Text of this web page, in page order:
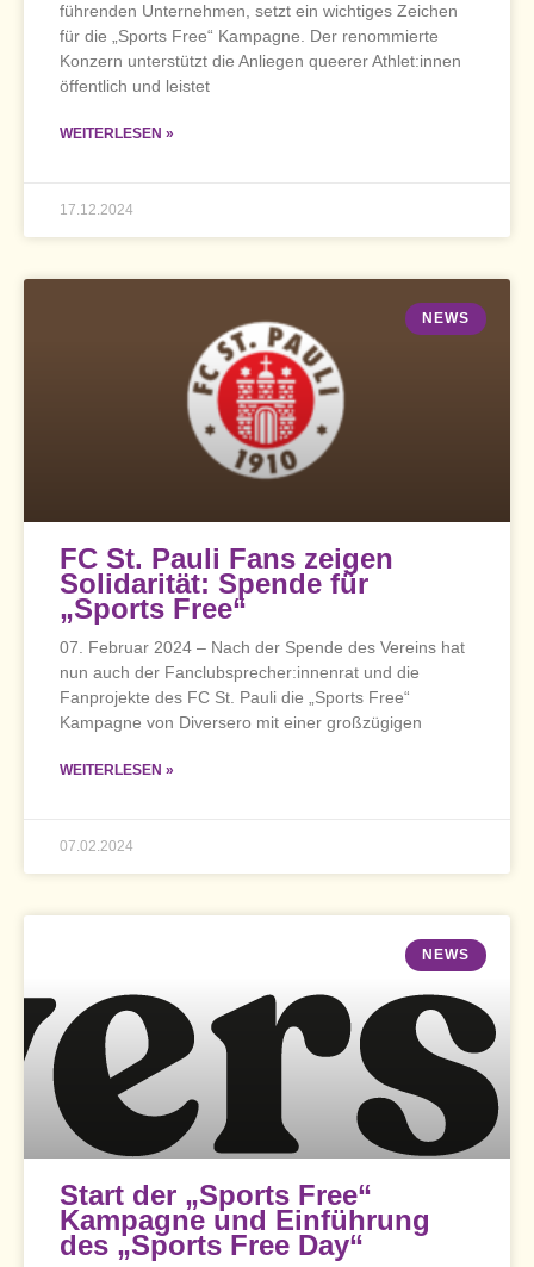
führenden Unternehmen, setzt ein wichtiges Zeichen
für die „Sports Free“ Kampagne. Der renommierte
Konzern unterstützt die Anliegen queerer Athlet:innen
öffentlich und leistet
WEITERLESEN »
17.12.2024
NEWS
FC St. Pauli Fans zeigen
Solidarität: Spende für
„Sports Free“
07. Februar 2024 – Nach der Spende des Vereins hat
nun auch der Fanclubsprecher:innenrat und die
Fanprojekte des FC St. Pauli die „Sports Free“
Kampagne von Diversero mit einer großzügigen
WEITERLESEN »
07.02.2024
NEWS
Start der „Sports Free“
Kampagne und Einführung
des „Sports Free Day“